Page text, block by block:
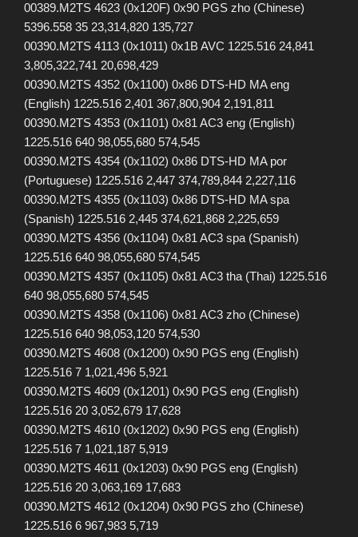
00389.M2TS 4623 (0x120F) 0x90 PGS zho (Chinese)
5396.558 35 23,314,820 135,727
00390.M2TS 4113 (0x1011) 0x1B AVC 1225.516 24,841
3,805,322,741 20,698,429
00390.M2TS 4352 (0x1100) 0x86 DTS-HD MA eng
(English) 1225.516 2,401 367,800,904 2,191,811
00390.M2TS 4353 (0x1101) 0x81 AC3 eng (English)
1225.516 640 98,055,680 574,545
00390.M2TS 4354 (0x1102) 0x86 DTS-HD MA por
(Portuguese) 1225.516 2,447 374,789,844 2,227,116
00390.M2TS 4355 (0x1103) 0x86 DTS-HD MA spa
(Spanish) 1225.516 2,445 374,621,868 2,225,659
00390.M2TS 4356 (0x1104) 0x81 AC3 spa (Spanish)
1225.516 640 98,055,680 574,545
00390.M2TS 4357 (0x1105) 0x81 AC3 tha (Thai) 1225.516
640 98,055,680 574,545
00390.M2TS 4358 (0x1106) 0x81 AC3 zho (Chinese)
1225.516 640 98,053,120 574,530
00390.M2TS 4608 (0x1200) 0x90 PGS eng (English)
1225.516 7 1,021,496 5,921
00390.M2TS 4609 (0x1201) 0x90 PGS eng (English)
1225.516 20 3,052,679 17,628
00390.M2TS 4610 (0x1202) 0x90 PGS eng (English)
1225.516 7 1,021,187 5,919
00390.M2TS 4611 (0x1203) 0x90 PGS eng (English)
1225.516 20 3,063,169 17,683
00390.M2TS 4612 (0x1204) 0x90 PGS zho (Chinese)
1225.516 6 967,983 5,719